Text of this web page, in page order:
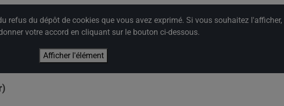
refus du dépôt de cookies que vous avez exprimé. Si vous souhaitez l'afficher,
votre accord en cliquant sur le bouton ci-dessous.
Afficher l'élément